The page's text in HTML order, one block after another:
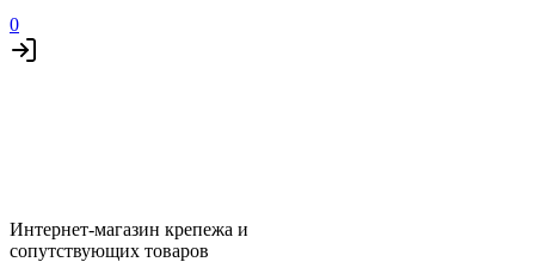
0
Интернет-магазин крепежа и
сопутствующих товаров